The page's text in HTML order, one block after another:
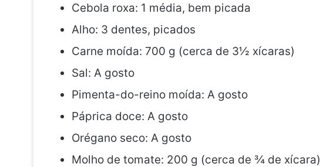
Cebola roxa: 1 média, bem picada
Alho: 3 dentes, picados
Carne moída: 700 g (cerca de 3½ xícaras)
Sal: A gosto
Pimenta-do-reino moída: A gosto
Páprica doce: A gosto
Orégano seco: A gosto
Molho de tomate: 200 g (cerca de ¾ de xícara)